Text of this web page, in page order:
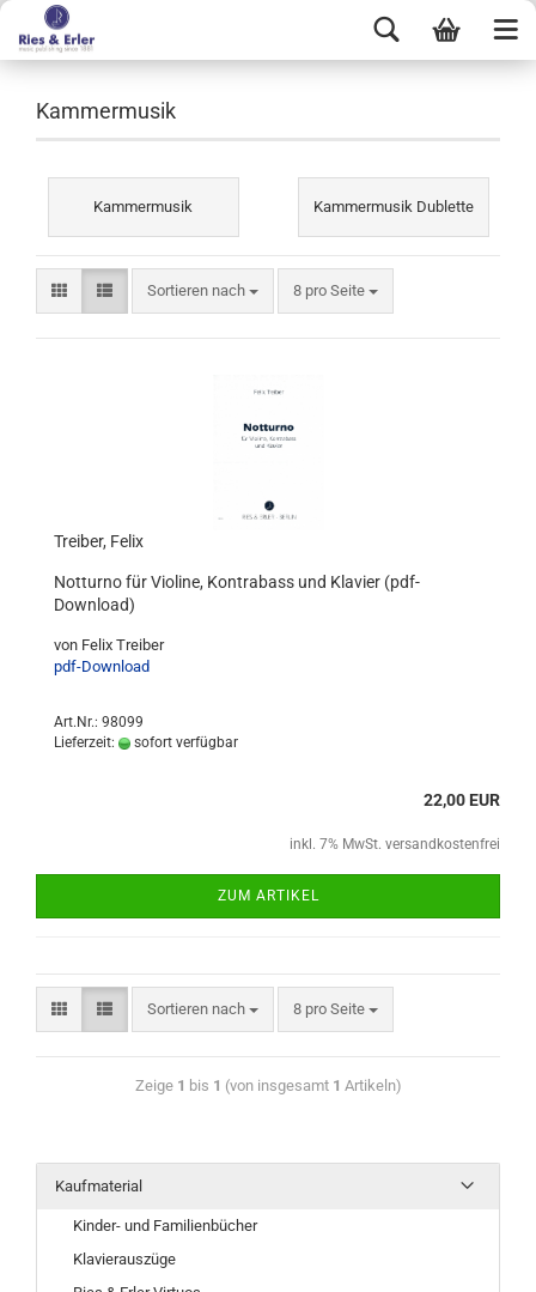
Kammermusik
Kammermusik Kammermusik Dublette
Sortieren nach 8 pro Seite
Treiber, Felix
Notturno für Violine, Kontrabass und Klavier (pdf-
Download)
von Felix Treiber
pdf-Download
Art.Nr.: 98099
Lieferzeit:
sofort verfügbar
22,00 EUR
inkl. 7% MwSt. versandkostenfrei
ZUM ARTIKEL
Sortieren nach 8 pro Seite
Zeige 1 bis 1 (von insgesamt 1 Artikeln)
Kaufmaterial
Kinder- und Familienbücher
Klavierauszüge